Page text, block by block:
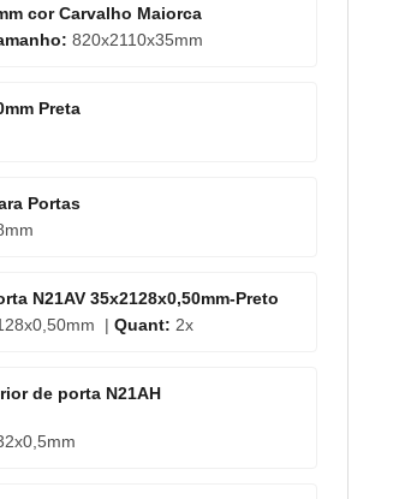
cor Carvalho Maiorca
820x2110x35mm
Preta
Portas
N21AV 35x2128x0,50mm-Preto
|Quant: 2x
de porta N21AH